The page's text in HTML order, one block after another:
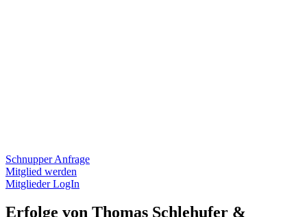
Schnupper Anfrage
Mitglied werden
Mitglieder LogIn
Erfolge von Thomas Schlehufer &